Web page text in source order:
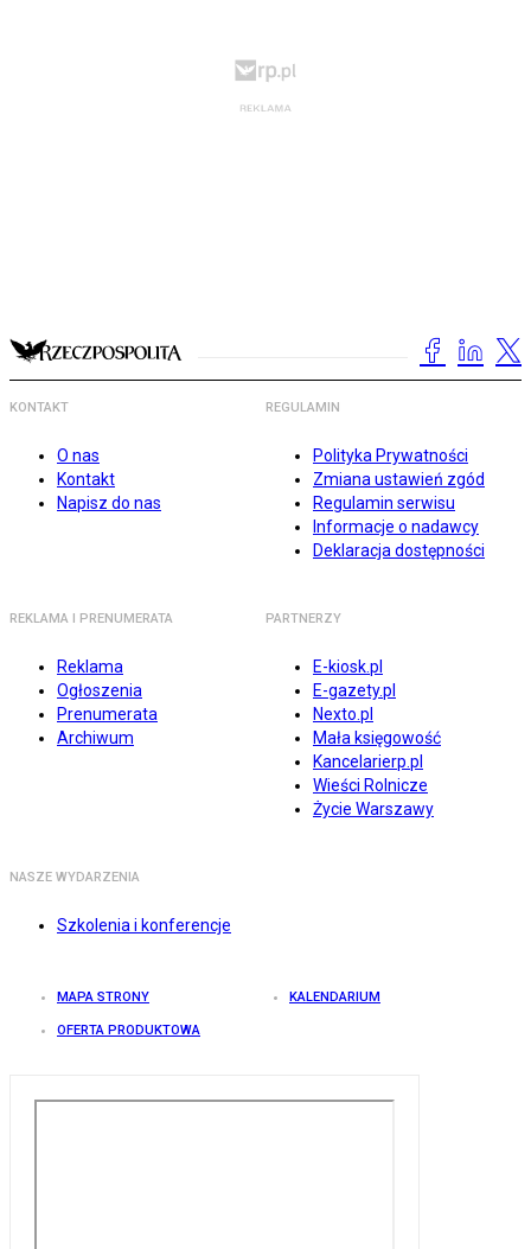
KONTAKT
O nas
Kontakt
Napisz do nas
REGULAMIN
Polityka Prywatności
Zmiana ustawień zgód
Regulamin serwisu
Informacje o nadawcy
Deklaracja dostępności
REKLAMA I PRENUMERATA
Reklama
Ogłoszenia
Prenumerata
Archiwum
PARTNERZY
E-kiosk.pl
E-gazety.pl
Nexto.pl
Mała księgowość
Kancelarierp.pl
Wieści Rolnicze
Życie Warszawy
NASZE WYDARZENIA
Szkolenia i konferencje
MAPA STRONY KALENDARIUM
OFERTA PRODUKTOWA